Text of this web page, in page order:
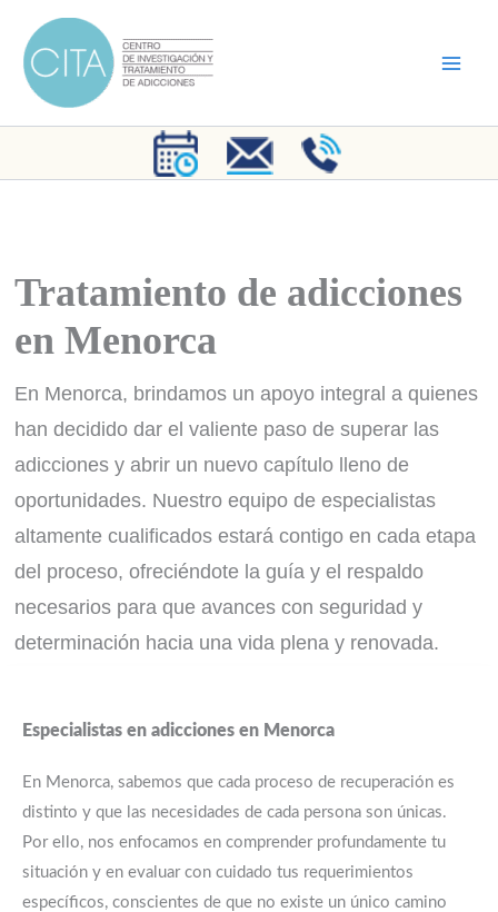
contenido
Tratamiento de adicciones
en Menorca
En Menorca, brindamos un apoyo integral a quienes
han decidido dar el valiente paso de superar las
adicciones y abrir un nuevo capítulo lleno de
oportunidades. Nuestro equipo de especialistas
altamente cualificados estará contigo en cada etapa
del proceso, ofreciéndote la guía y el respaldo
necesarios para que avances con seguridad y
determinación hacia una vida plena y renovada.
CONTACTAR
Especialistas en adicciones en Menorca
En Menorca, sabemos que cada proceso de recuperación es
distinto y que las necesidades de cada persona son únicas.
Por ello, nos enfocamos en comprender profundamente tu
situación y en evaluar con cuidado tus requerimientos
específicos, conscientes de que no existe un único camino